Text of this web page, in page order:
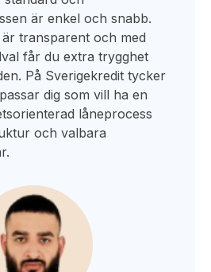
är enkel och snabb.
transparent och med
får du extra trygghet
På Sverigekredit tycker
dig som vill ha en
låneprocess
och valbara